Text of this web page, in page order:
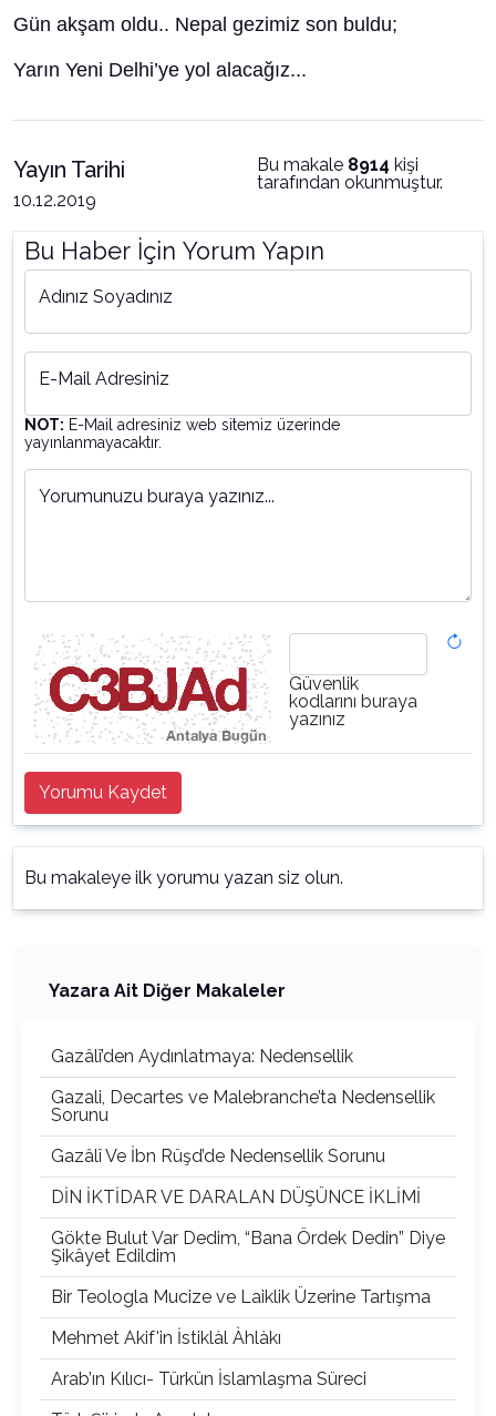
Gün akşam oldu.. Nepal gezimiz son buldu;
Yarın Yeni Delhi’ye yol alacağız...
Yayın Tarihi
10.12.2019
Bu makale 8914 kişi
tarafından okunmuştur.
Bu Haber İçin Yorum Yapın
Adınız Soyadınız
E-Mail Adresiniz
NOT: E-Mail adresiniz web sitemiz üzerinde
yayınlanmayacaktır.
Yorumunuzu buraya yazınız...
Güvenlik
kodlarını buraya
yazınız
Yorumu Kaydet
Bu makaleye ilk yorumu yazan siz olun.
Yazara Ait Diğer Makaleler
Gazâlî’den Aydınlatmaya: Nedensellik
Gazali, Decartes ve Malebranche’ta Nedensellik
Sorunu
Gazâlî Ve İbn Rüşd’de Nedensellik Sorunu
DİN İKTİDAR VE DARALAN DÜŞÜNCE İKLİMİ
Gökte Bulut Var Dedim, “Bana Ördek Dedin” Diye
Şikâyet Edildim
Bir Teologla Mucize ve Laiklik Üzerine Tartışma
Mehmet Akif'in İstiklàl Àhlàkı
Arab’ın Kılıcı- Türkün İslamlaşma Süreci